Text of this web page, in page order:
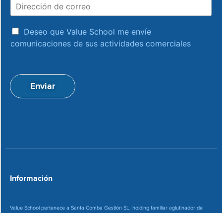
e
c
n
d
e
a
c
e
a
c
Deseo que Value School me envíe
comunicaciones de sus actividades comerciales
Enviar
Información
Value School pertenece a Santa Comba Gestión SL, holding familiar aglutinador de